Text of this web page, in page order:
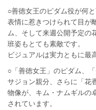
○善徳女王のピダム役が何
表情に惹きつけられて目が
ム、そして来週公開予定の
班姿もとても素敵です。
ビジュアルは実力ともに最
○「善徳女王」のピダム、
サジョン親分、さらに「花
物像が、キム・ナムギルの
されています。